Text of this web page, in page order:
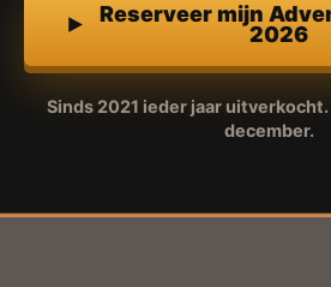
Reserveer mijn
2026
Sinds 2021 ieder jaar
december.